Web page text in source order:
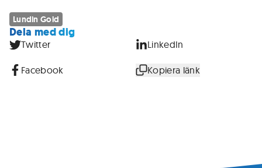
Lundin Gold
Dela med dig
Twitter LinkedIn
Facebook Kopiera länk